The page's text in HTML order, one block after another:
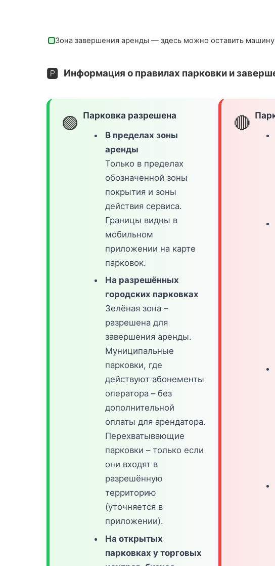
Зона завершения аренды — здесь можно оставить машину
🅿️ Информация о правилах парковки и
🟢 Парковка разрешена
В пределах зоны
аренды
Только в пределах
обозначенной зоны
покрытия и зоны
действия сервиса.
Границы видны в
мобильном
приложении на карте
парковок.
На разрешённых
городских парковках
Зелёная зона –
разрешена для
завершения аренды.
Муниципальные
парковки, где
действуют абонементы
оператора – без
дополнительной
оплаты для арендатора.
Перехватывающие
парковки – только если
они входят в
разрешённую
территорию
(уточняется в
приложении).
На открытых
парковках у торговых
🔴